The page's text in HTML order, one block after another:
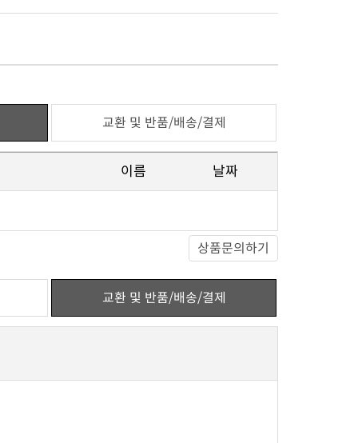
교환 및 반품/배송/결제
이름 날짜
상품문의하기
교환 및 반품/배송/결제